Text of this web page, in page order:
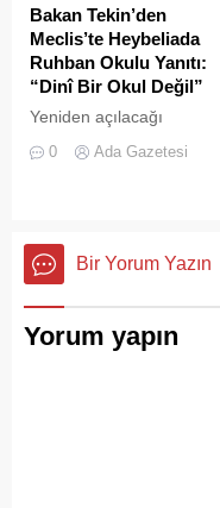
Çamlimanı, bugünlerde
eşsiz manzarasıyla değil,
çevre felaketini andıran
kirliliğiyle gündemde. Bir
vatandaş tarafından...
Bakan Tekin’den
Meclis’te Heybeliada
Ruhban Okulu Yanıtı:
“Dinî Bir Okul Değil”
Yeniden açılacağı
kamuoyunda sıkça
0 Ada Gazetesi
Bir Yorum Yazın
Yorum yapın